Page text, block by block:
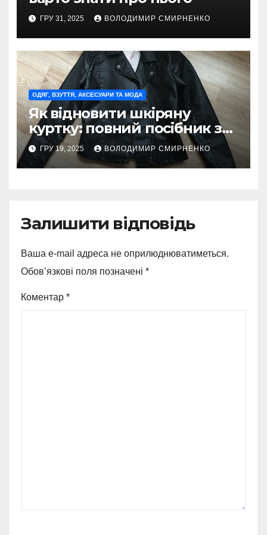
ГРУ 31, 2025 ВОЛОДИМИР СМИРНЕНКО
ОДЯГ, ВЗУТТЯ, АКСЕСУАРИ ТА МОДА
Як відновити шкіряну
куртку: повний посібник з
догляду та реставрації
ГРУ 19, 2025 ВОЛОДИМИР СМИРНЕНКО
Залишити відповідь
Ваша e-mail адреса не оприлюднюватиметься.
Обов’язкові поля позначені *
Коментар *